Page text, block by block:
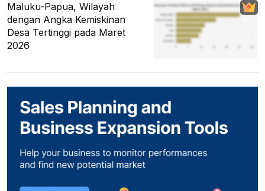
Maluku-Papua, Wilayah
dengan Angka Kemiskinan
Desa Tertinggi pada Maret
2026